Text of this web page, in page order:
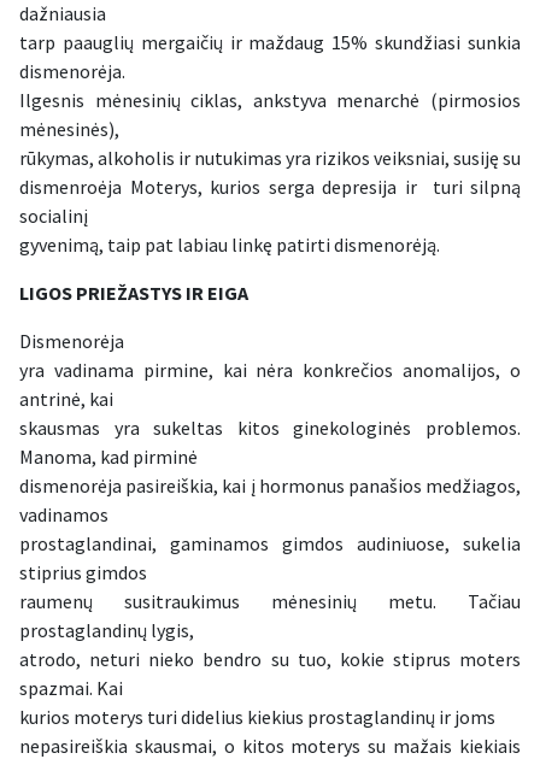
dažniausia
tarp paauglių mergaičių ir maždaug 15% skundžiasi sunkia
dismenorėja.
Ilgesnis mėnesinių ciklas, ankstyva menarchė (pirmosios
mėnesinės),
rūkymas, alkoholis ir nutukimas yra rizikos veiksniai, susiję su
dismenroėja Moterys, kurios serga depresija ir turi silpną
socialinį
gyvenimą, taip pat labiau linkę patirti dismenorėją.
LIGOS PRIEŽASTYS IR EIGA
Dismenorėja
yra vadinama pirmine, kai nėra konkrečios anomalijos, o
antrinė, kai
skausmas yra sukeltas kitos ginekologinės problemos.
Manoma, kad pirminė
dismenorėja pasireiškia, kai į hormonus panašios medžiagos,
vadinamos
prostaglandinai, gaminamos gimdos audiniuose, sukelia
stiprius gimdos
raumenų susitraukimus mėnesinių metu. Tačiau
prostaglandinų lygis,
atrodo, neturi nieko bendro su tuo, kokie stiprus moters
spazmai. Kai
kurios moterys turi didelius kiekius prostaglandinų ir joms
nepasireiškia skausmai, o kitos moterys su mažais kiekiais